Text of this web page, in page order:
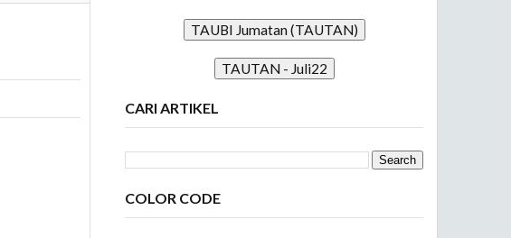
TAUBI Jumatan (TAUTAN)
TAUTAN - Juli22
CARI ARTIKEL
COLOR CODE